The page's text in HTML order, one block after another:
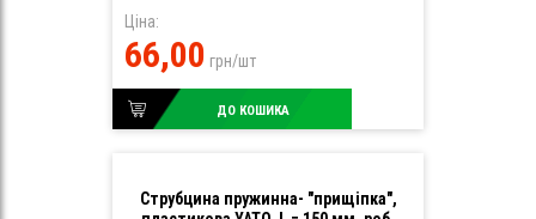
Ціна:
66,00 грн/шт
ДО КОШИКА
Струбцина пружинна- "прищіпка",